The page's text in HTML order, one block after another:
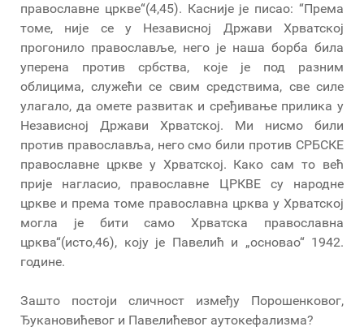
православне цркве“(4,45). Касније је писао: “Према
томе, није се у Независној Држави Хрватској
прогонило православље, него је наша борба била
уперена против србства, које је под разним
облицима, служећи се свим средствима, све силе
улагало, да омете развитак и сређивање прилика у
Независној Држави Хрватској. Ми нисмо били
против православља, него смо били против СРБСКЕ
православне цркве у Хрватској. Како сам то већ
прије нагласио, православне ЦРКВЕ су народне
цркве и према томе православна црква у Хрватској
могла је бити само Хрватска православна
црква“(исто,46), коју је Павелић и „основао“ 1942.
године.
Зашто постоји сличност између Порошенковог,
Ђукановићевог и Павелићевог аутокефализма?